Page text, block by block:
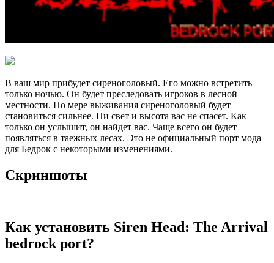
В ваш мир прибудет сиреноголовый. Его можно встретить
только ночью. Он будет преследовать игроков в лесной
местности. По мере выживания сиреноголовый будет
становиться сильнее. Ни свет и высота вас не спасет. Как
только он услышит, он найдет вас. Чаще всего он будет
появляться в таежных лесах. Это не официальный порт мода
для Бедрок с некоторыми изменениями.
Скриншоты
Как установить Siren Head: The Arrival
bedrock port?